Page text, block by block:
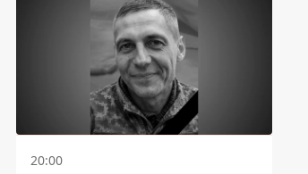
20:00